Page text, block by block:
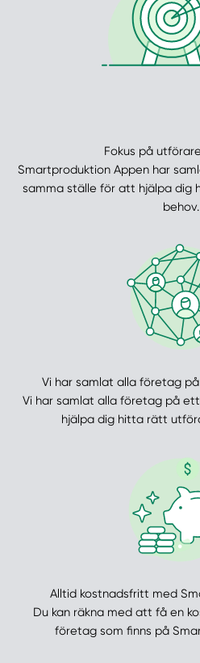
Fokus på
Smartproduktion Appen har
samma ställe för att hjälpa dig
behov.
Vi har samlat alla företag
Vi har samlat alla företag på
hjälpa dig hitta rätt
Alltid kostnadsfritt med
Du kan räkna med att få en
företag som finns på